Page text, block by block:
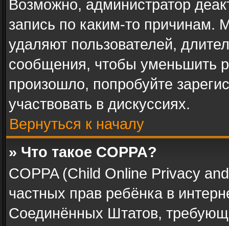
Возможно, администратор
запись по каким-то причинам.
удаляют пользователей,
сообщения, чтобы уменьшить
произошло, попробуйте
участвовать в дискуссиях.
Вернуться к началу
» Что такое COPPA?
COPPA (Child Online Privacy
частных прав ребёнка в
Соединённых Штатов,